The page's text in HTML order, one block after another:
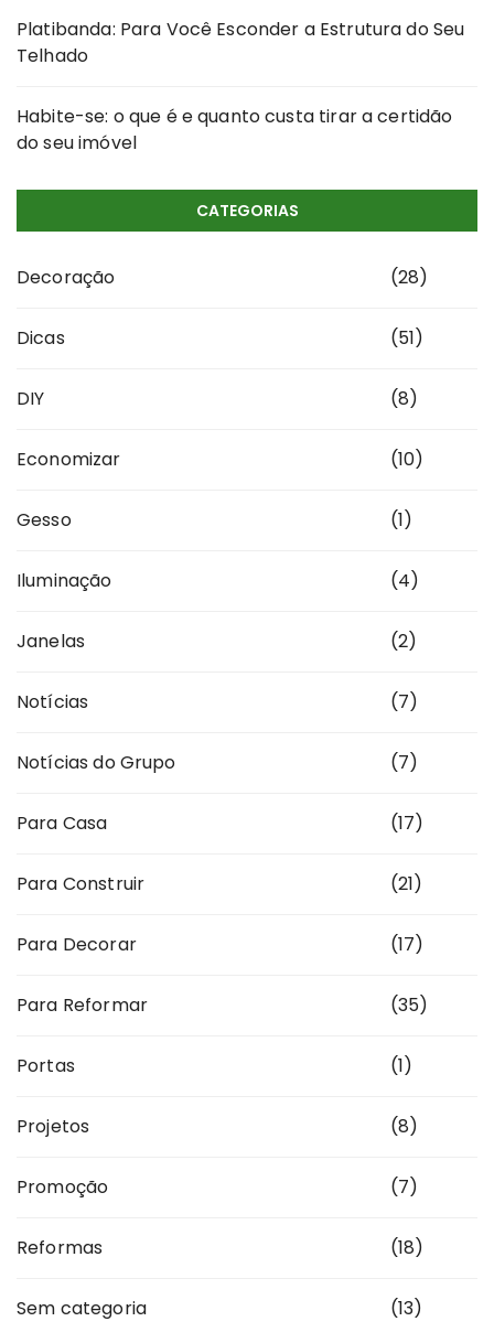
Platibanda: Para Você Esconder a Estrutura do Seu
Telhado
Habite-se: o que é e quanto custa tirar a certidão
do seu imóvel
CATEGORIAS
Decoração (28)
Dicas (51)
DIY (8)
Economizar (10)
Gesso (1)
Iluminação (4)
Janelas (2)
Notícias (7)
Notícias do Grupo (7)
Para Casa (17)
Para Construir (21)
Para Decorar (17)
Para Reformar (35)
Portas (1)
Projetos (8)
Promoção (7)
Reformas (18)
Sem categoria (13)